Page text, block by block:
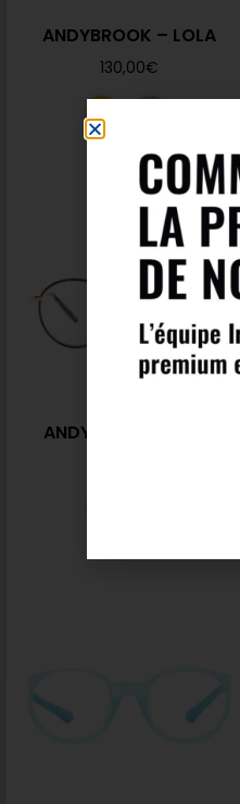
ANDYBROOK – LOLA
130,00€
ANDYBROOK – YAEL